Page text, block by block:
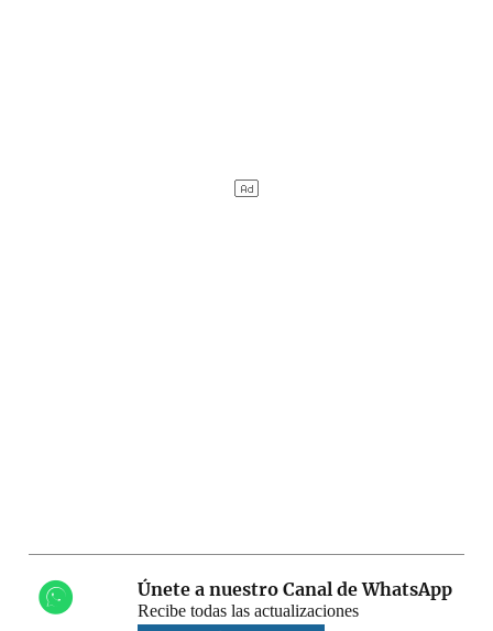
Únete a nuestro Canal de WhatsApp
Recibe todas las actualizaciones